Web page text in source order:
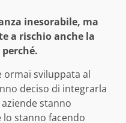
inesorabile, ma
a rischio anche la
ormai sviluppata al
deciso di integrarla
stanno
stanno facendo